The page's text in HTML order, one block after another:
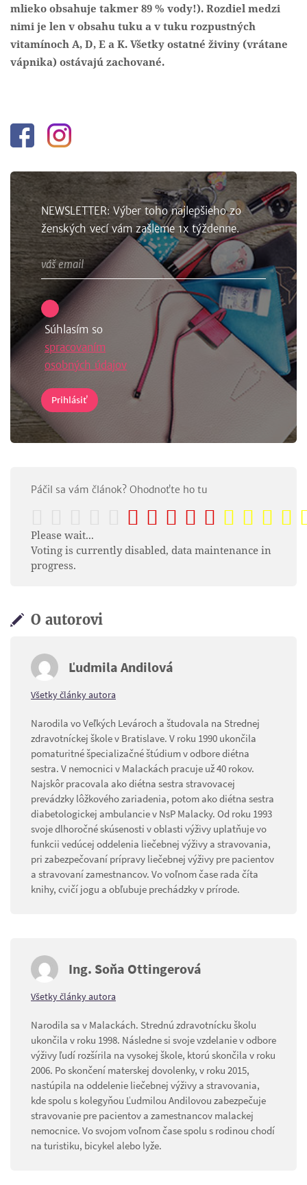
mlieko obsahuje takmer 89 % vody!). Rozdiel medzi
nimi je len v obsahu tuku a v tuku rozpustných
vitamínoch A, D, E a K. Všetky ostatné živiny (vrátane
vápnika) ostávajú zachované.
Facebook
NEWSLETTER: Výber toho najlepšieho zo
ženských vecí vám zašleme 1x týždenne.
Súhlasím so
spracovaním
osobných údajov
Páčil sa vám článok? Ohodnoťte ho tu
Please wait...
Voting is currently disabled, data maintenance in
progress.
O autorovi
Ľudmila Andilová
Všetky články autora
Narodila vo Veľkých Levároch a študovala na Strednej
zdravotníckej škole v Bratislave. V roku 1990 ukončila
pomaturitné špecializačné štúdium v odbore diétna
sestra. V nemocnici v Malackách pracuje už 40 rokov.
Najskôr pracovala ako diétna sestra stravovacej
prevádzky lôžkového zariadenia, potom ako diétna sestra
diabetologickej ambulancie v NsP Malacky. Od roku 1993
svoje dlhoročné skúsenosti v oblasti výživy uplatňuje vo
funkcii vedúcej oddelenia liečebnej výživy a stravovania,
pri zabezpečovaní prípravy liečebnej výživy pre pacientov
a stravovaní zamestnancov. Vo voľnom čase rada číta
knihy, cvičí jogu a obľubuje prechádzky v prírode.
Ing. Soňa Ottingerová
Všetky články autora
Narodila sa v Malackách. Strednú zdravotnícku školu
ukončila v roku 1998. Následne si svoje vzdelanie v odbore
výživy ľudí rozšírila na vysokej škole, ktorú skončila v roku
2006. Po skončení materskej dovolenky, v roku 2015,
nastúpila na oddelenie liečebnej výživy a stravovania,
kde spolu s kolegyňou Ľudmilou Andilovou zabezpečuje
stravovanie pre pacientov a zamestnancov malackej
nemocnice. Vo svojom voľnom čase spolu s rodinou chodí
na turistiku, bicykel alebo lyže.